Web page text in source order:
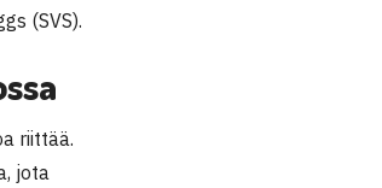
(SVS).
riittää.
jota